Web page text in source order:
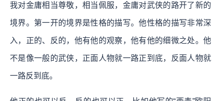
我对金庸相当尊敬，相当佩服，金庸对武侠的路开了新的
境界。第一开的境界是性格的描写。他性格的描写非常深
入，正的、反的，他有他的观察，他有他的细微之处。他
不是像一般的武侠，正面人物就一路正到底，反面人物就
一路反到底。